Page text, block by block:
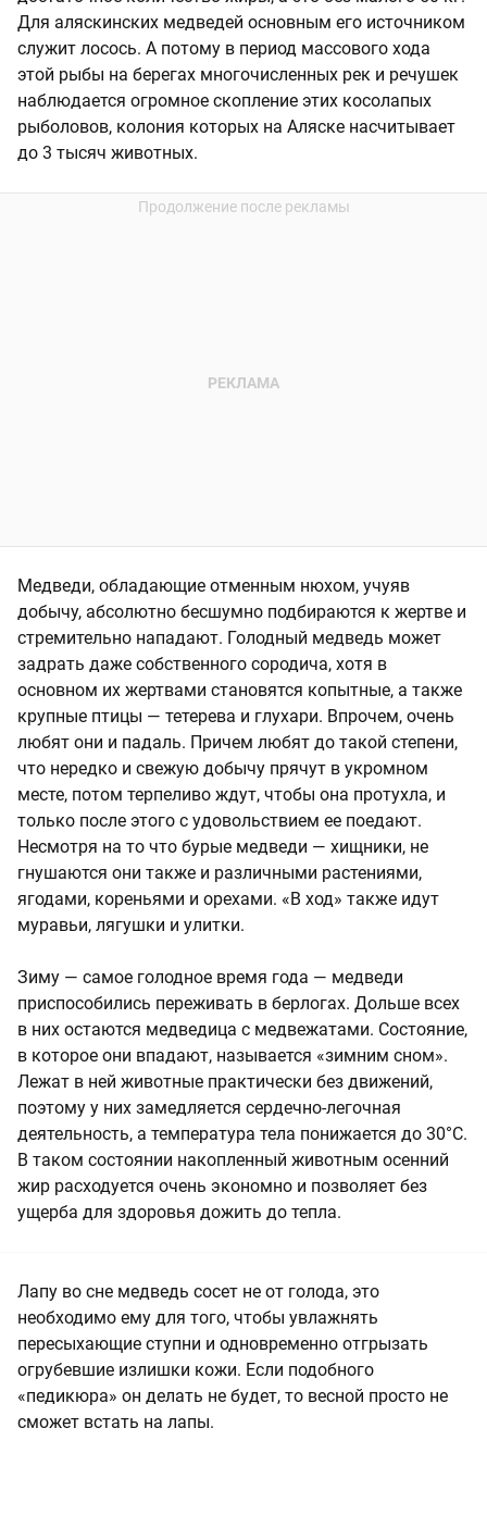
Для аляскинских медведей основным его источником
служит лосось. А потому в период массового хода
этой рыбы на берегах многочисленных рек и речушек
наблюдается огромное скопление этих косолапых
рыболовов, колония которых на Аляске насчитывает
до 3 тысяч животных.
Медведи, обладающие отменным нюхом, учуяв
добычу, абсолютно бесшумно подбираются к жертве и
стремительно нападают. Голодный медведь может
задрать даже собственного сородича, хотя в
основном их жертвами становятся копытные, а также
крупные птицы — тетерева и глухари. Впрочем, очень
любят они и падаль. Причем любят до такой степени,
что нередко и свежую добычу прячут в укромном
месте, потом терпеливо ждут, чтобы она протухла, и
только после этого с удовольствием ее поедают.
Несмотря на то что бурые медведи — хищники, не
гнушаются они также и различными растениями,
ягодами, кореньями и орехами. «В ход» также идут
муравьи, лягушки и улитки.
Зиму — самое голодное время года — медведи
приспособились переживать в берлогах. Дольше всех
в них остаются медведица с медвежатами. Состояние,
в которое они впадают, называется «зимним сном».
Лежат в ней животные практически без движений,
поэтому у них замедляется сердечно-легочная
деятельность, а температура тела понижается до 30°С.
В таком состоянии накопленный животным осенний
жир расходуется очень экономно и позволяет без
ущерба для здоровья дожить до тепла.
Лапу во сне медведь сосет не от голода, это
необходимо ему для того, чтобы увлажнять
пересыхающие ступни и одновременно отгрызать
огрубевшие излишки кожи. Если подобного
«педикюра» он делать не будет, то весной просто не
сможет встать на лапы.